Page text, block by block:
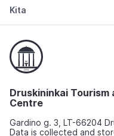
Kita
Druskininkai Tourism
Centre
Gardino g. 3, LT-66204
Data is collected and